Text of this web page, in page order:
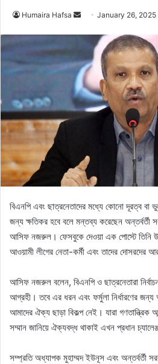
Humaira Hafsa
Send
email
January 26, 2025
বিএনপি এবং ছাত্রনেতাদের মধ্যে কোনো দূরত্ব বা
জন্য ক্ষতিকর হবে বলে মন্তব্য করেছেন অন্তর্বর্তী
আসিফ নজরুল। ফেসবুকে দেওয়া এক পোস্টে তিনি
আওয়ামী লীগের নেতা-কর্মী এবং তাদের দোসরদের
আসিফ নজরুল বলেন, বিএনপি ও ছাত্রনেতারা
আগ্রহী। তবে এর ধরন এবং ফর্মুলা নির্ধারণের
আমাদের ঐক্য ছাড়া বিকল্প নেই। যারা গণতান্ত্রিক
সম্মান জানিয়ে ঐক্যবদ্ধ থাকাই এখন প্রধান
সম্প্রতি অধ্যাপক মুহাম্মদ ইউনূস এবং অন্তর্বর্তী